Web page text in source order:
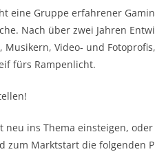
eine Gruppe erfahrener
Nach über zwei Jahren
Video- und
fürs Rampenlicht.
neu ins Thema einsteigen,
zum Marktstart die folgenden